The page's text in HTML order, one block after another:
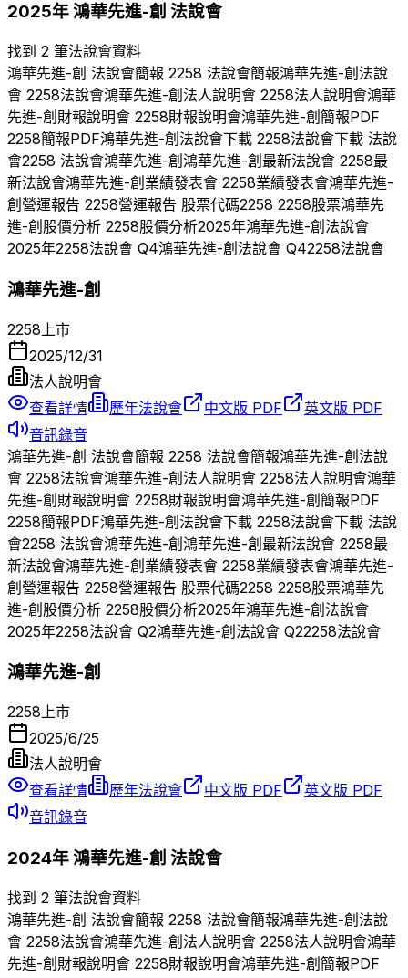
2025年鴻華先進-創 法說會
找到 2 筆法說會資料
鴻華先進-創 法說會簡報 2258 法說會簡報鴻華先進-創 法說
會 2258法說會鴻華先進-創 法人說明會 2258法人說明會鴻華
先進-創 財報說明會 2258財報說明會鴻華先進-創 簡報PDF
2258簡報PDF鴻華先進-創 法說會下載 2258法說會下載 法說
會2258 法說會鴻華先進-創 鴻華先進-創 最新法說會 2258最
新法說會鴻華先進-創 業績發表會 2258業績發表會鴻華先進-
創 營運報告 2258營運報告 股票代碼2258 2258股票鴻華先
進-創 股價分析 2258股價分析2025年鴻華先進-創 法說會
2025年2258法說會 Q4鴻華先進-創 法說會 Q42258法說會
鴻華先進-創
2258 上市
2025/12/31
法人說明會
查看詳情
歷年法說會 中文版 PDF
英文版 PDF
音訊錄音
鴻華先進-創 法說會簡報 2258 法說會簡報鴻華先進-創法說
會 2258法說會鴻華先進-創法人說明會 2258法人說明會鴻華
先進-創財報說明會 2258財報說明會鴻華先進-創簡報PDF
2258簡報PDF鴻華先進-創法說會下載 2258法說會下載 法說
會2258 法說會鴻華先進-創鴻華先進-創最新法說會 2258最
新法說會鴻華先進-創業績發表會 2258業績發表會鴻華先進-
創營運報告 2258營運報告 股票代碼2258 2258股票鴻華先
進-創股價分析 2258股價分析2025年鴻華先進-創法說會
2025年2258法說會 Q2鴻華先進-創法說會 Q22258法說會
鴻華先進-創
2258上市
2025/6/25
法人說明會
查看詳情
歷年法說會 中文版 PDF
英文版 PDF
音訊錄音
2024年鴻華先進-創 法說會
找到 2 筆法說會資料
鴻華先進-創 法說會簡報 2258 法說會簡報鴻華先進-創法說
會 2258法說會鴻華先進-創法人說明會 2258法人說明會鴻華
先進-創財報說明會 2258財報說明會鴻華先進-創簡報PDF